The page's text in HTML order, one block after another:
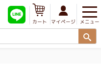
メニュー
マイページ
カート